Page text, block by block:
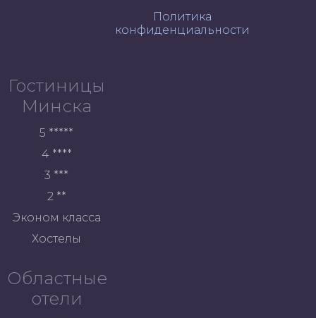
Политика
конфиденциальности
Гостиницы
Минска
5 *****
4 ****
3 ***
2 **
Эконом класса
Хостелы
Областные
отели